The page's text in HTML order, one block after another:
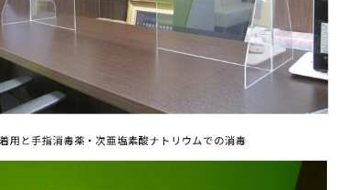
用と手指消毒薬・次亜塩素酸ナトリウムでの消毒